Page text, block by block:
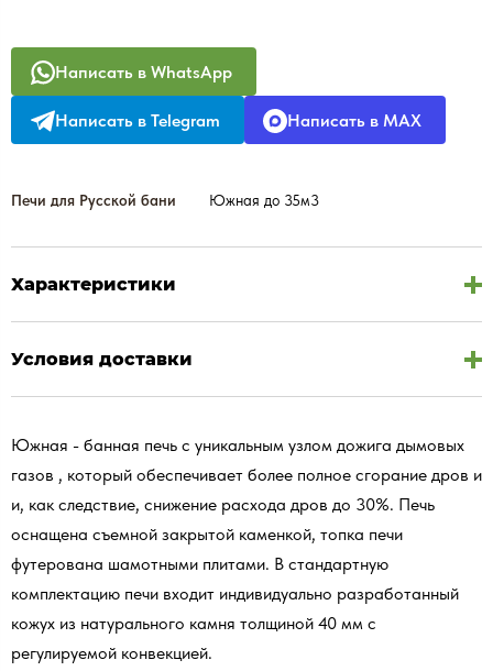
Написать в WhatsApp
Написать в Telegram Написать в MAX
Печи для Русской бани Южная до 35м3
Характеристики
Условия доставки
Южная - банная печь с уникальным узлом дожига дымовых
газов , который обеспечивает более полное сгорание дров и
и, как следствие, снижение расхода дров до 30%. Печь
оснащена съемной закрытой каменкой, топка печи
футерована шамотными плитами. В стандартную
комплектацию печи входит индивидуально разработанный
кожух из натурального камня толщиной 40 мм с
регулируемой конвекцией.